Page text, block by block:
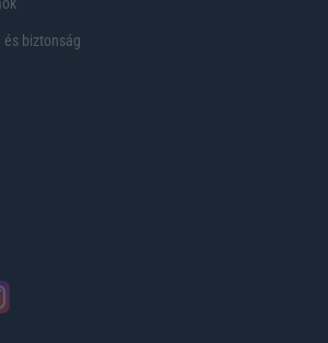
biztonság